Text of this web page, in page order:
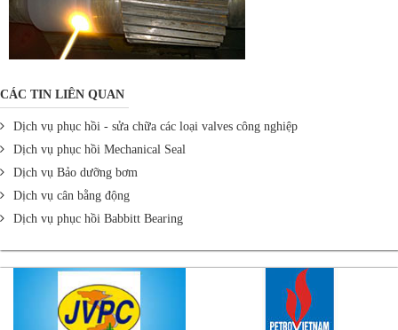
CÁC TIN LIÊN QUAN
Dịch vụ phục hồi - sửa chữa các loại valves công nghiệp
Dịch vụ phục hồi Mechanical Seal
Dịch vụ Bảo dưỡng bơm
Dịch vụ cân bằng động
Dịch vụ phục hồi Babbitt Bearing